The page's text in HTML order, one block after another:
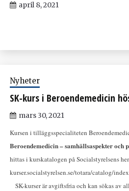
april 8, 2021
Nyheter
SK-kurs i Beroendemedicin
mars 30, 2021
Kursen i tilläggsspecialiteten
Beroendemedicin – samhällsaspekter och
hittas i kurskatalogen på Socialstyrelsens
kurser.socialstyrelsen.se/totara/catalog/
SK-kurser är avgiftsfria och kan sökas av